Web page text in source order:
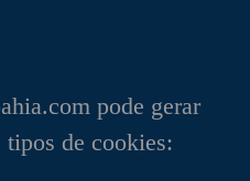
pode gerar
tipos de cookies: